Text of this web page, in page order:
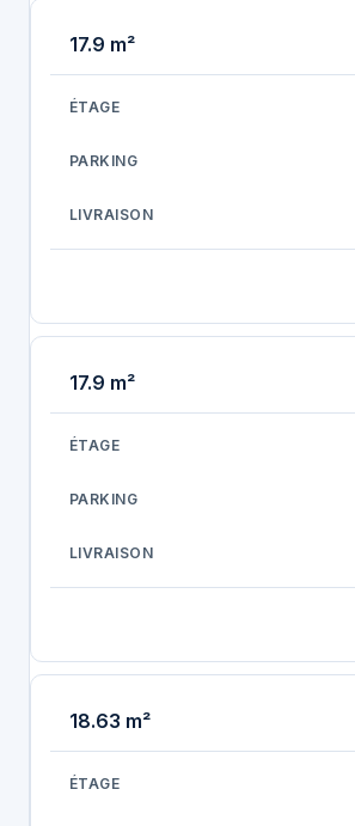
17.9 m²
17.9 m²
18.63 m²